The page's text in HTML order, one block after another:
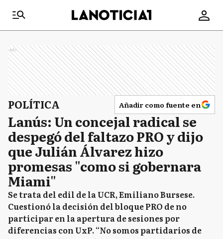
Ads
POLÍTICA Añadir como fuente en
Lanús: Un concejal radical se
despegó del faltazo PRO y dijo
que Julián Álvarez hizo
promesas "como si gobernara
Miami"
Se trata del edil de la UCR, Emiliano Bursese.
Cuestionó la decisión del bloque PRO de no
participar en la apertura de sesiones por
diferencias con UxP. “No somos partidarios de